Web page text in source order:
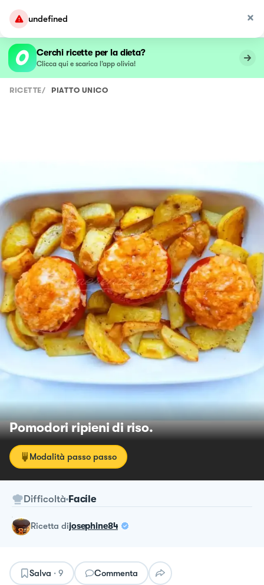
undefined
Cerchi ricette per la dieta?
Clicca qui e scarica l’app olivia!
RICETTE/ PIATTO UNICO
Pomodori ripieni di riso.
Modalità passo passo
Difficoltà Facile
ricetta dijosephine84
Salva · 9 Commenta